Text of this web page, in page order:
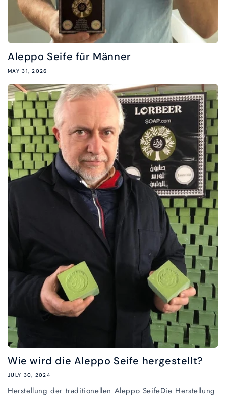
Aleppo Seife für Männer
MAY 31, 2026
Wie wird die Aleppo Seife hergestellt?
JULY 30, 2024
Herstellung der traditionellen Aleppo SeifeDie Herstellung